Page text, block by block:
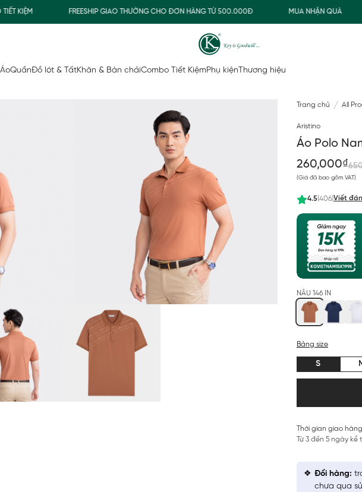
KIỆM FREESHIP GIAO THƯỜNG CHO ĐƠN HÀNG TỪ 500.000Đ MUA NHẬN QUÀ
ÁoQuầnĐồ lót & TấtKhăn & Bàn chảiCombo Tiết KiệmPhụ kiện Thương hiệu
Trang chủ All
Aristino
Áo Polo
260,000₫
(Giá đã bao gồm VAT)
4.5(406)Viết
NÂU 146 IN
Bảng size
S
Thời gian giao
Từ 3 đến 5 ngày
Đổi hàng:
chưa qua